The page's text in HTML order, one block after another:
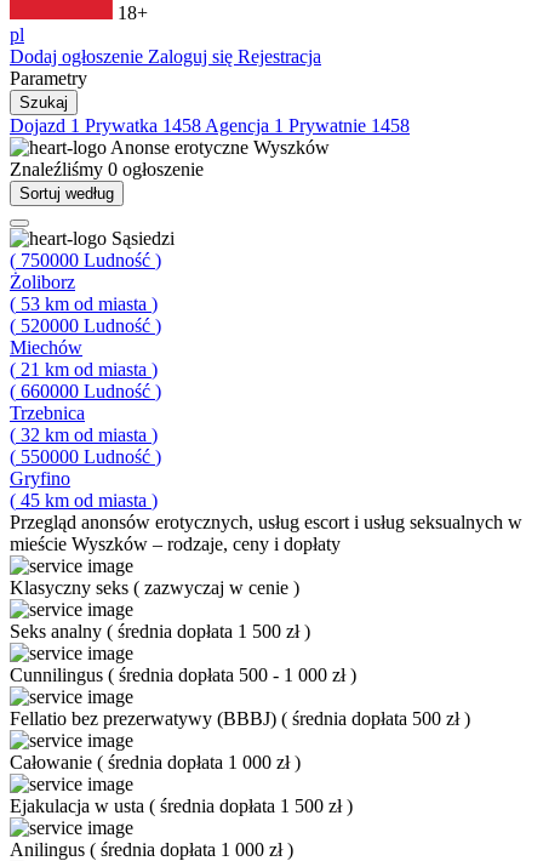
18+
pl
Dodaj ogłoszenie Zaloguj się Rejestracja
Parametry
Szukaj
Dojazd 1 Prywatka 1458 Agencja 1 Prywatnie 1458
Anonse erotyczne Wyszków
Znaleźliśmy 0 ogłoszenie
Sortuj według
Sąsiedzi
( 750000 Ludność )
Żoliborz
( 53 km od miasta )
( 520000 Ludność )
Miechów
( 21 km od miasta )
( 660000 Ludność )
Trzebnica
( 32 km od miasta )
( 550000 Ludność )
Gryfino
( 45 km od miasta )
Przegląd anonsów erotycznych, usług escort i usług seksualnych w
mieście Wyszków – rodzaje, ceny i dopłaty
Klasyczny seks ( zazwyczaj w cenie )
Seks analny ( średnia dopłata 1 500 zł)
Cunnilingus ( średnia dopłata 500 - 1 000 zł)
Fellatio bez prezerwatywy (BBBJ) ( średnia dopłata 500 zł)
Całowanie ( średnia dopłata 1 000 zł)
Ejakulacja w usta ( średnia dopłata 1 500 zł)
Anilingus ( średnia dopłata 1 000 zł)